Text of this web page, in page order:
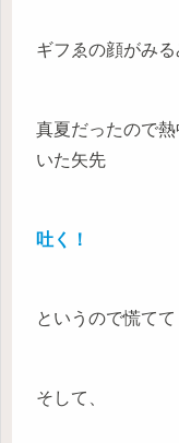
ギフゑの顔がみ
真夏だったので
いた矢先
吐く！
というので慌て
そして、